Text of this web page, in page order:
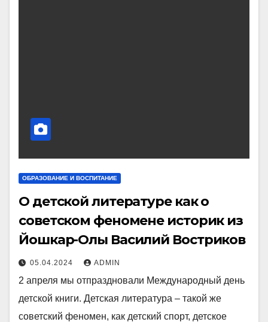
ОБРАЗОВАНИЕ И ВОСПИТАНИЕ
О детской литературе как о
советском феномене историк из
Йошкар-Олы Василий Востриков
05.04.2024 ADMIN
2 апреля мы отпраздновали Международный день
детской книги. Детская литература – такой же
советский феномен, как детский спорт, детское